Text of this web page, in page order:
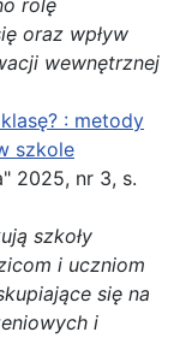
rolę
oraz wpływ
wewnętrznej
: metody
szkole
2025, nr 3, s.
szkoły
i uczniom
się na
i